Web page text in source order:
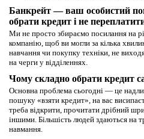
Банкрейт — ваш особистий
обрати кредит і не
Ми не просто збираємо посилання на
компанію, щоб ви могли за кілька
навчання чи покупку техніки, не
на черги у відділеннях.
Чому складно обрати кредит
Основна проблема сьогодні — це
пошуку «взяти кредит», на вас
треба відкрити, прочитати дрібний
іншими. Більшість людей здаються на
навмання.